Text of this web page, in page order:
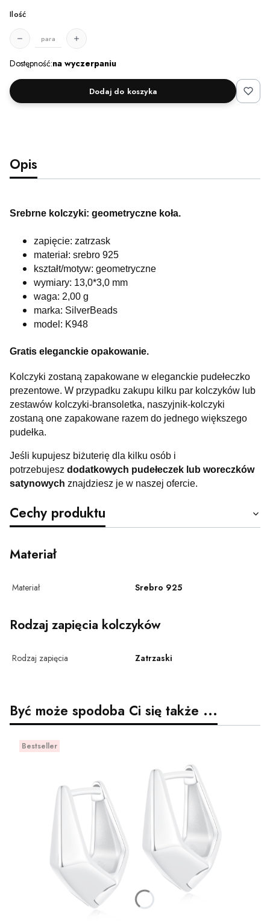
Ilość
para
Dostępność:na wyczerpaniu
Dodaj do koszyka
Opis
Srebrne kolczyki: geometryczne koła.
zapięcie: zatrzask
materiał: srebro 925
kształt/motyw: geometryczne
wymiary: 13,0*3,0 mm
waga: 2,00 g
marka: SilverBeads
model: K948
Gratis eleganckie opakowanie.
Kolczyki zostaną zapakowane w eleganckie pudełeczko
prezentowe. W przypadku zakupu kilku par kolczyków lub
zestawów kolczyki-bransoletka, naszyjnik-kolczyki
zostaną one zapakowane razem do jednego większego
pudełka.
Jeśli kupujesz biżuterię dla kilku osób i
potrzebujesz dodatkowych pudełeczek lub woreczków
satynowych znajdziesz je w naszej ofercie.
Cechy produktu
Materiał
Materiał Srebro 925
Rodzaj zapięcia kolczyków
Rodzaj zapięcia Zatrzaski
Być może spodoba Ci się także ...
Bestseller